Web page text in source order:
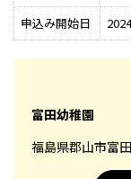
申込み開始日
富田幼稚園
福島県郡山市富